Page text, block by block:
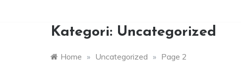
Kategori: Uncategorized
Home » Uncategorized » Page 2